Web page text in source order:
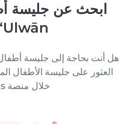
ابحث عن جليسة
العثور على جليسة الأطفال
خلال منصة Babysits.